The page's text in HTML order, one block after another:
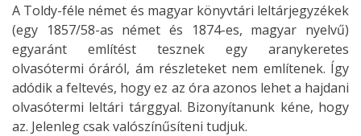
A Toldy-féle német és magyar könyvtári leltárjegyzékek
(egy 1857/58-as német és 1874-es, magyar nyelvű)
egyaránt említést tesznek egy aranykeretes
olvasótermi óráról, ám részleteket nem említenek. Így
adódik a feltevés, hogy ez az óra azonos lehet a hajdani
olvasótermi leltári tárggyal. Bizonyítanunk kéne, hogy
az. Jelenleg csak valószínűsíteni tudjuk.